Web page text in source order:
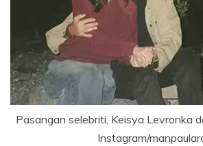
Pasangan selebriti, Keisya Levronka
Instagram/